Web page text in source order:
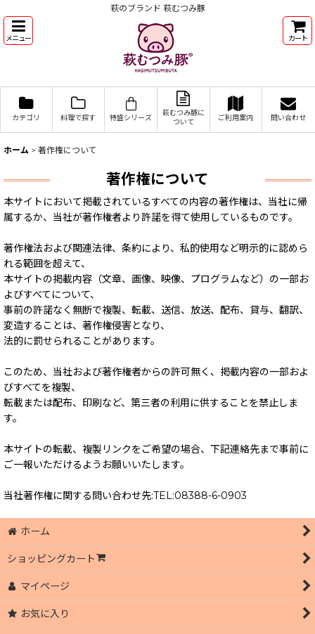
萩のブランド 萩むつみ豚
メニュー カート
カテゴリ 料理で探す 特盛シリーズ
萩むつみ豚に
ついて
ご利用案内 問い合わせ
ホーム > 著作権について
著作権について
本サイトにおいて掲載されているすべての内容の著作権は、当社に帰
属するか、当社が著作権者より許諾を得て使用しているものです。
著作権法および関連法律、条約により、私的使用など明示的に認めら
れる範囲を超えて、
本サイトの掲載内容（文章、画像、映像、プログラムなど）の一部お
よびすべてについて、
事前の許諾なく無断で複製、転載、送信、放送、配布、貸与、翻訳、
変造することは、著作権侵害となり、
法的に罰せられることがあります。
このため、当社および著作権者からの許可無く、掲載内容の一部およ
びすべてを複製、
転載または配布、印刷など、第三者の利用に供することを禁止しま
す。
本サイトの転載、複製リンクをご希望の場合、下記連絡先まで事前に
ご一報いただけるようお願いいたします。
当社著作権に関する問い合わせ先:TEL:08388-6-0903
ホーム
ショッピングカート
マイページ
お気に入り